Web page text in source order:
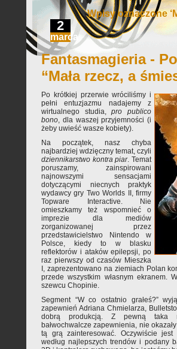
Wpisy oznaczone
2
marca
Fantasmagieria -
“Mała rzecz, a
Po krótkiej przerwie wróciliśmy i
pełni entuzjazmu nadajemy z
wirtualnego studia,pro publico
bono, dla waszej przyjemności (i
żeby uwieść wasze kobiety).
Na początek, nasz chyba
najbardziej wdzięczny temat, czyli
dziennikarstwo kontra piar. Temat
poruszamy, zainspirowani
najnowszymi sensacjami
dotyczącymi niecnych praktyk
wydawcy gry Two Worlds II, firmy
Topware Interactive. Nie
omieszkamy też wspomnieć o
imprezie dla mediów
zorganizowanej przez
przedstawicielstwo Nintendo w
Polsce, kiedy to w blasku
reflektorów i ataków epilepsji, po
raz pierwszy od czasów Mieszka
I, zaprezentowano na ziemiach Polan
przede wszystkim własnym ekranem.
szewcu Chopinie.
Segment “W co ostatnio grałeś?”
zapewnień Adriana Chmielarza,
dobrą produkcją. Z pewną taka
bałwochwalcze zapewnienia, nie
tą grą zainteresować. Oczywiście
według najlepszych trendów i podany